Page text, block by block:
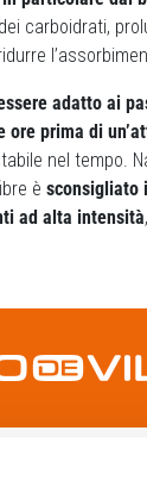
carboidrati,
adatto ai
ore prima di
nel tempo.
è sconsigliato
ad alta intensità
è